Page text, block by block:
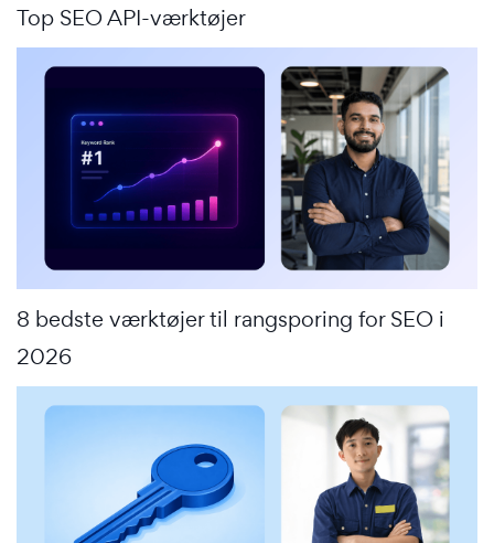
Top SEO API-værktøjer
8 bedste værktøjer til rangsporing for SEO i
2026